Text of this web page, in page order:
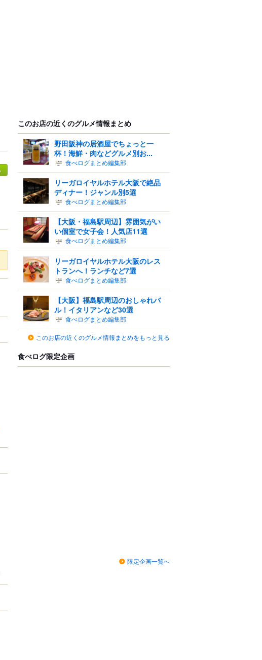
このお店の近くのグルメ情報まとめ
野田阪神の居酒屋でちょっと一
杯！海鮮・肉などグルメ別お...
食べログまとめ編集部
リーガロイヤルホテル大阪で絶品
ディナー！ジャンル別5選
食べログまとめ編集部
【大阪・福島駅周辺】雰囲気がい
い個室で女子会！人気店11選
食べログまとめ編集部
リーガロイヤルホテル大阪のレス
トランへ！ランチなど7選
食べログまとめ編集部
【大阪】福島駅周辺のおしゃれバ
ル！イタリアンなど30選
食べログまとめ編集部
このお店の近くのグルメ情報まとめをもっと見る
食べログ限定企画
限定企画一覧へ